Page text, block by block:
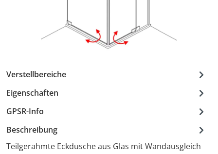
Verstellbereiche
Eigenschaften
GPSR-Info
Beschreibung
Teilgerahmte Eckdusche aus Glas mit Wandausgleich